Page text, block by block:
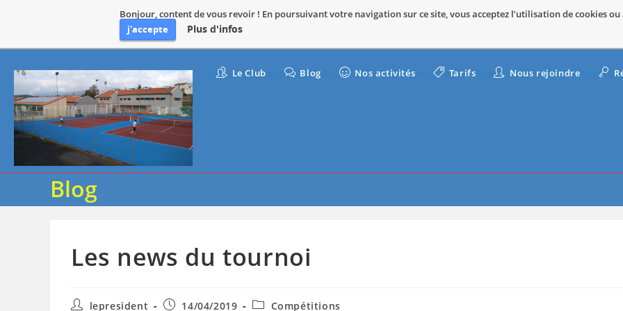
Bonjour, content de vous revoir ! En poursuivant votre navigation sur ce site, vous acceptez l’utilisation de cookies
j'accepte
Plus d'infos
content
Le Club Blog Nos activités Tarifs Nous rejoindre
Blog
Les news du tournoi
Auteur/autrice
lepresident
Publication
14/04/2019
PostCompétitions